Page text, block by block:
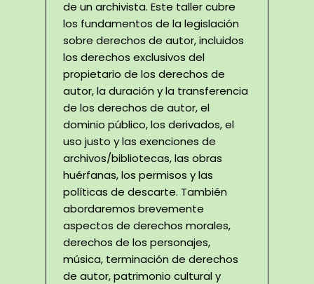
de un archivista. Este taller cubre
los fundamentos de la legislación
sobre derechos de autor, incluidos
los derechos exclusivos del
propietario de los derechos de
autor, la duración y la transferencia
de los derechos de autor, el
dominio público, los derivados, el
uso justo y las exenciones de
archivos/bibliotecas, las obras
huérfanas, los permisos y las
políticas de descarte. También
abordaremos brevemente
aspectos de derechos morales,
derechos de los personajes,
música, terminación de derechos
de autor, patrimonio cultural y